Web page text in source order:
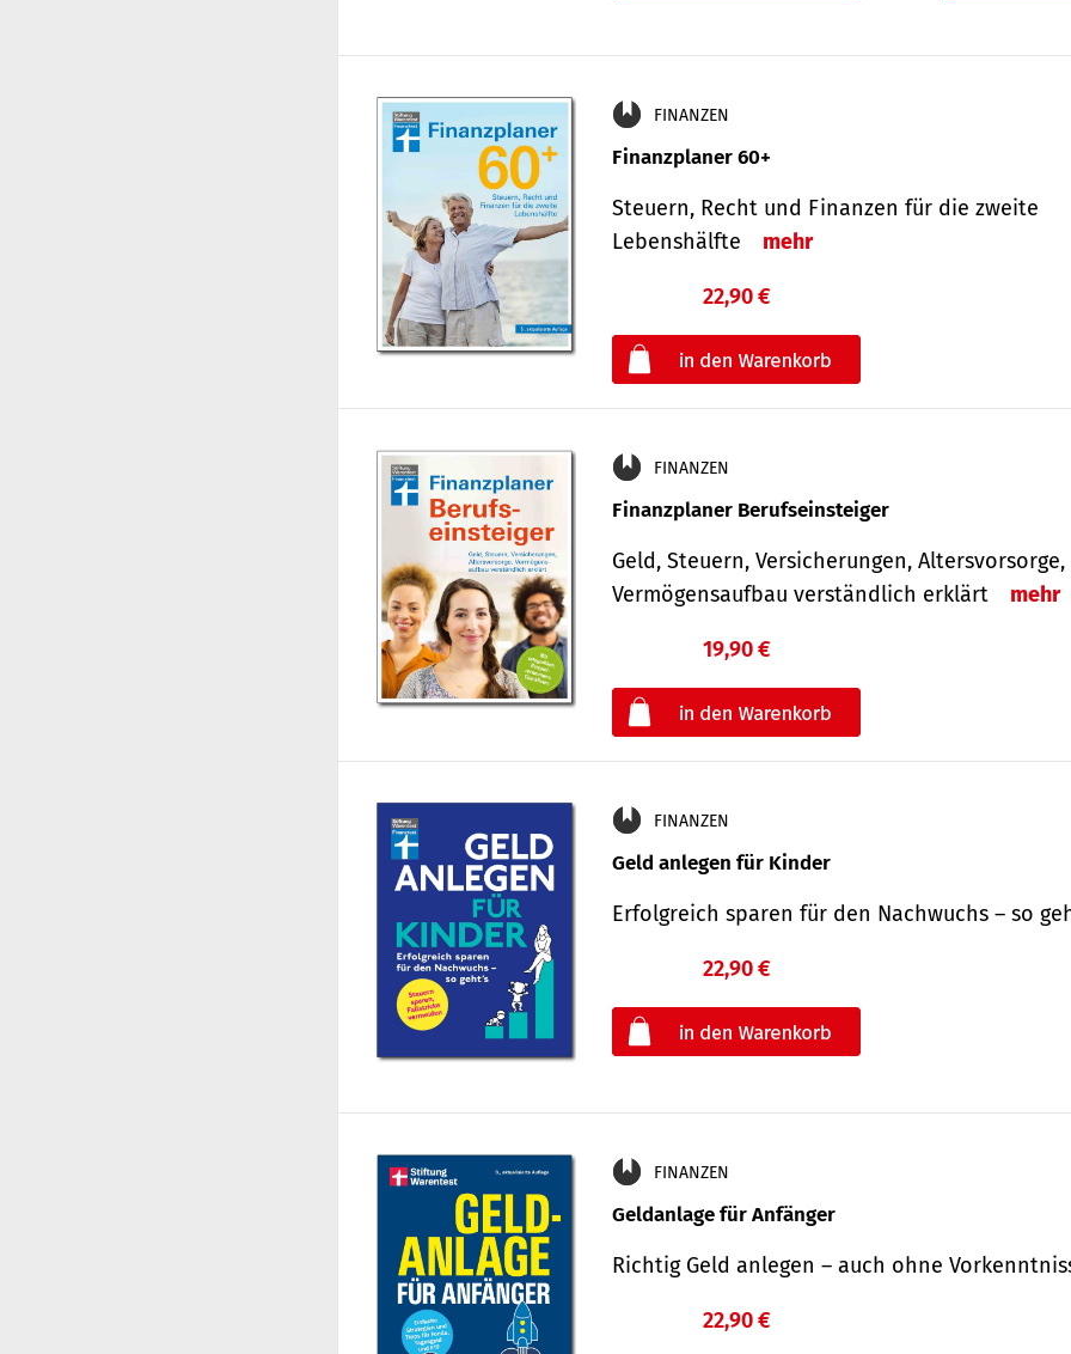
FINANZEN
Finanzplaner 60+
Steuern, Recht und Finanzen für die zweite
Lebenshälfte
mehr
22,90 €
FINANZEN
Finanzplaner Berufseinsteiger
Geld, Steuern, Versicherungen, Altersvorsorge,
Vermögensaufbau verständlich erklärt
mehr
19,90 €
FINANZEN
Geld anlegen für Kinder
Erfolgreich sparen für den Nachwuchs – so
22,90 €
FINANZEN
Geldanlage für Anfänger
Richtig Geld anlegen – auch ohne
22,90 €